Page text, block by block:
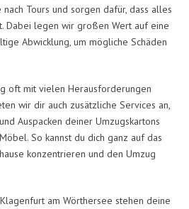
Tours und sorgen dafür, dass alles
Dabei legen wir großen Wert auf eine
Abwicklung, um mögliche Schäden
oft mit vielen Herausforderungen
wir dir auch zusätzliche Services an,
Auspacken deiner Umzugskartons
So kannst du dich ganz auf das
konzentrieren und den Umzug
am Wörthersee stehen deine